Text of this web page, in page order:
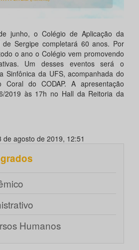
junho, o Colégio de Aplicação da
de Sergipe completará 60 anos. Por
o ano o Colégio vem promovendo
Um desses eventos será o
Sinfônica da UFS, acompanhada do
do CODAP. A apresentação
2019 às 17h no Hall da Reitoria da
de agosto de 2019, 12:51
Humanos